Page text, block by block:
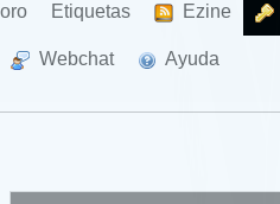
Etiquetas Ezine
Webchat Ayuda